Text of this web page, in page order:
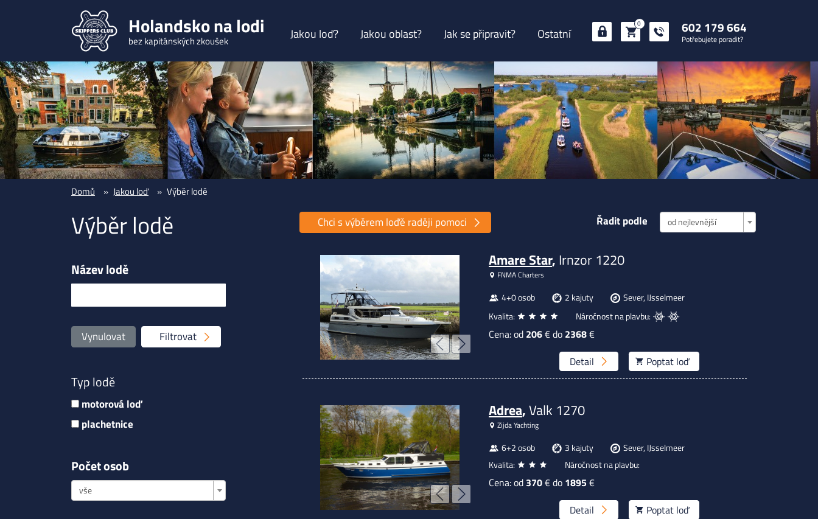
Holandsko na lodi
bez kapitánských zkoušek Jakou loď? Jakou oblast? Jak se připravit? Ostatní
0 602 179 664
Potřebujete poradit?
Domů Jakou loď Výběr lodě
Výběr lodě Chci s výběrem loďě raději pomoci Řadit podle od nejlevnější
Název lodě
Vynulovat Filtrovat
Typ lodě
motorová loď
plachetnice
Počet osob
vše
Amare Star, Irnzor 1220
FNMA Charters
4+0 osob 2 kajuty
Sever, IJsselmeer
Kvalita:
Náročnost na plavbu:
Cena: od 206€ do 2368€
Detail
Poptat loď
Adrea,Valk 1270
Zijda Yachting
6+2 osob 3 kajuty
Sever, IJsselmeer
Kvalita:
Náročnost na plavbu:
Cena: od 370€ do 1895€
Detail
Poptat loď